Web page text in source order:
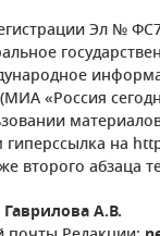
Эл №
(МИА «Россия
на
второго абзаца
Гаврилова А.В.